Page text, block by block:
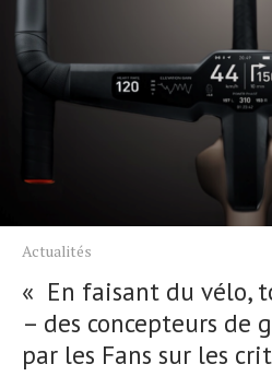
Actualités
« En faisant du vélo,
– des concepteurs de
par les Fans sur les